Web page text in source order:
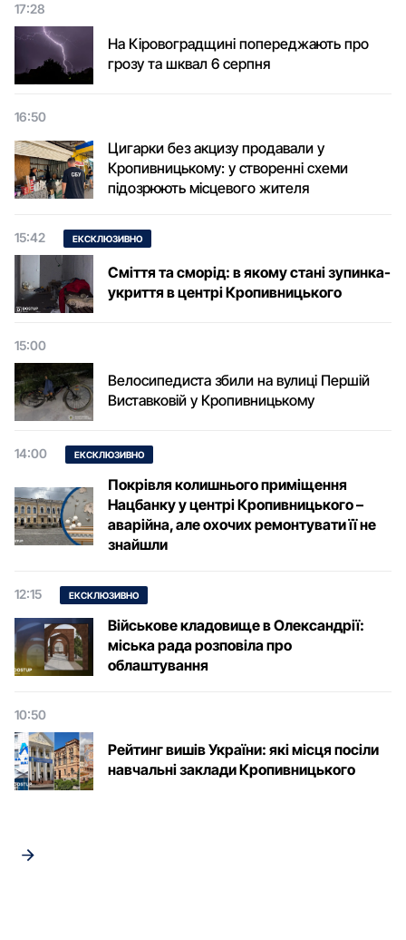
17:28
На Кіровоградщині попереджають про
грозу та шквал 6 серпня
16:50
Цигарки без акцизу продавали у
Кропивницькому: у створенні схеми
підозрюють місцевого жителя
15:42 ЕКСКЛЮЗИВНО
Сміття та сморід: в якому стані зупинка-
укриття в центрі Кропивницького
15:00
Велосипедиста збили на вулиці Першій
Виставковій у Кропивницькому
14:00 ЕКСКЛЮЗИВНО
Покрівля колишнього приміщення
Нацбанку у центрі Кропивницького –
аварійна, але охочих ремонтувати її не
знайшли
12:15 ЕКСКЛЮЗИВНО
Військове кладовище в Олександрії:
міська рада розповіла про
облаштування
10:50
Рейтинг вишів України: які місця посіли
навчальні заклади Кропивницького